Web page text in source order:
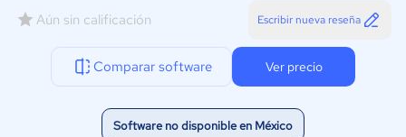
Aún sin calificación Escribir nueva reseña
Comparar software Ver precio
Software no disponible en México